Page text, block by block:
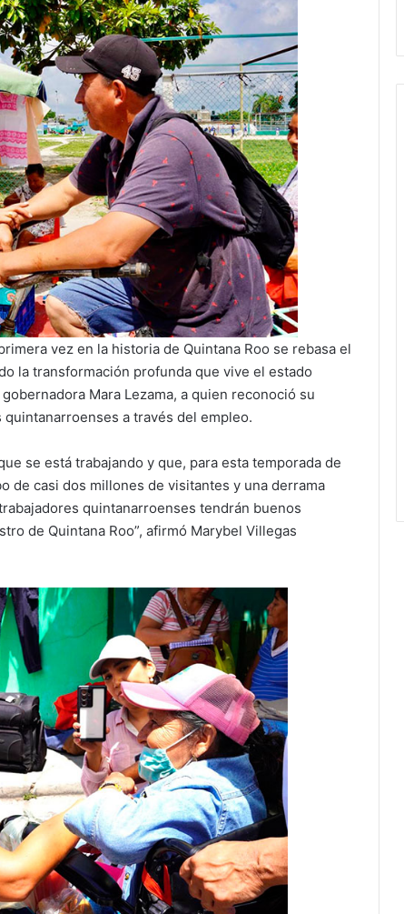
vez en la historia de Quintana Roo se rebasa el
la transformación profunda que vive el estado
Mara Lezama, a quien reconoció su
a través del empleo.
se está trabajando y que, para esta temporada de
de casi dos millones de visitantes y una derrama
quintanarroenses tendrán buenos
de Quintana Roo”, afirmó Marybel Villegas